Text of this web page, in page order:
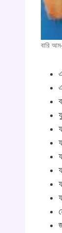
বারি